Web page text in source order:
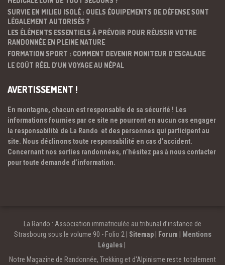
SURVIE EN MILIEU ISOLÉ : QUELS ÉQUIPEMENTS DE DÉFENSE SONT
LÉGALEMENT AUTORISÉS ?
LES ÉLÉMENTS ESSENTIELS À PRÉVOIR POUR RÉUSSIR VOTRE
RANDONNÉE EN PLEINE NATURE
FORMATION SPORT : COMMENT DEVENIR MONITEUR D’ESCALADE
LE COÛT RÉEL D’UN VOYAGE AU NÉPAL
AVERTISSEMENT !
En montagne, chacun est responsable de sa sécurité ! Les
informations fournies par ce site ne pourront en aucun cas engager
la responsabilité de La Rando et des personnes qui participent au
site. Nous déclinons toute responsabilité en cas d’accident.
Concernant nos sorties randonnées, n’hésitez pas à nous contacter
pour toute demande d’information.
La Rando : Association immatriculée au tribunal d’instance de
Strasbourg sous le volume 90 - Folio 2 | Sitemap| Forum | Mentions
Légales |
Notre Magazine de Randonnée, Trekking et d'Alpinisme reste totalement